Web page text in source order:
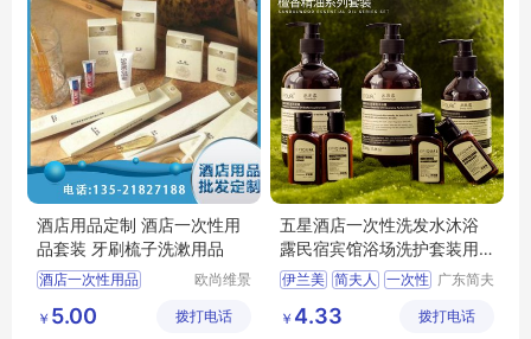
酒店用品定制 酒店一次性用
品套装 牙刷梳子洗漱用品
酒店一次性用品
宾馆洗漱套装
欧尚维景
际酒店用
￥ 5.00 拨打电话
五星酒店一次性洗发水沐浴
露民宿宾馆浴场洗护套装用
品厂家批发
伊兰美 简夫人 一次性 广东简夫
限公司
￥ 4.33 拨打电话